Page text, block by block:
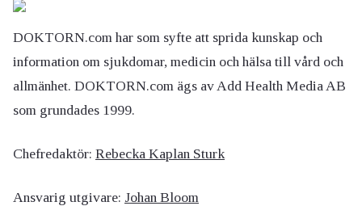
DOKTORN.com har som syfte att sprida kunskap och
information om sjukdomar, medicin och hälsa till vård och
allmänhet. DOKTORN.com ägs av Add Health Media AB
som grundades 1999.
Chefredaktör: Rebecka Kaplan Sturk
Ansvarig utgivare: Johan Bloom